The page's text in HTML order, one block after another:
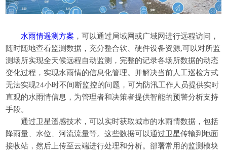
水雨情遥测方案 ，可以通过局域网或广域网进行远程访问，
随时随地查看监测数据，充分整合软、硬件设备资源,可以对所监
测场所实现全天候远程自动监测，完整的记录各场所数据的动态
变化过程，实现水雨情的信息化管理。并解决当前人工巡检方式
无法实现24小时不间断监控的问题，可为防汛工作人员提供实时
直观的水雨情信息，为管理者和决策者提供智能的预警分析支持
手段。
通过卫星遥感技术，可以实时获取城市的水雨情数据，包括
降雨量、水位、河流流量等。这些数据可以通过卫星传输到地面
接收站，然后上传至云端进行处理和分析。部署常用的监测模块